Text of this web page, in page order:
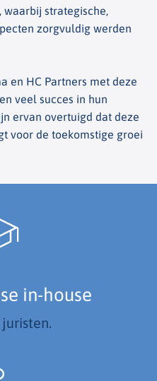
waarbij strategische,
zorgvuldig werden
en HC Partners met deze
veel succes in hun
ervan overtuigd dat deze
voor de toekomstige groei
in-house